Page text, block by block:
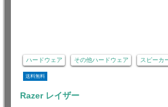
ハードウェア その他ハードウェア スピーカ
送料無料
Razer レイザー